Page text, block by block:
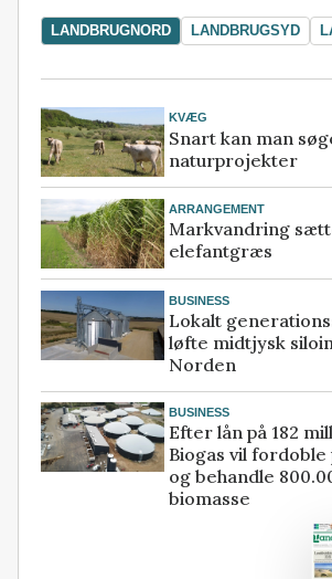
LANDBRUGNORD LANDBRUGSYD
KVÆG
Snart kan man
naturprojekter
ARRANGEMENT
Markvandring
elefantgræs
BUSINESS
Lokalt
løfte midtjysk
Norden
BUSINESS
Efter lån på 182
Biogas vil
og behandle
biomasse